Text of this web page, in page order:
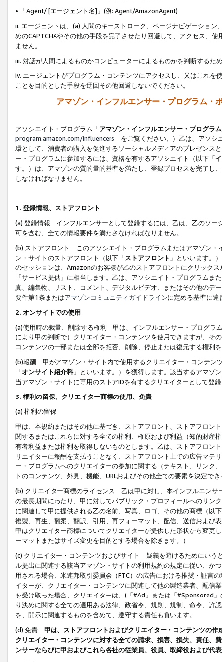
• 「Agent/ [エージェント名]」(例: Agent/AmazonAgent)
ii. エージェントは、(a) 人間のキーストローク、ページナビゲーショ
めのCAPTCHAやその他の手段を完了させたり回避して、アクセス、
ません。
iii. 対話が人間によるものかコンピューターによるものかを判断するた
iv. エージェントがプログラム・コンテンツにアクセスし、又はこれ
ことを目的とした手段を迂回その他回避しないでください。
アマゾン・インフルエンサー・プログラム・
アソシエイト・プログラム「アマゾン・インフルエンサー・プログラム
program.amazon.com/influencers をご覧ください。）乙は、アソシ
環として、消費者の購入を促進するソーシャルメディアのプレゼンス
ー・プログラムに参加するには、資格を有するアソシエイト（以下「
す。）は、アマゾンの質的量的基準を満たし、登録プロセスを完了し、
しなければなりません。
1. 登録情報、ストアフロント
(a) 登録情報 インフルエンサーとして登録するには、乙は、乙のソー
可を含む、全ての情報要件を満たさなければなりません。
(b) ストアフロント このアソシエイト・プログラムまたはアマゾン・
ン・サイトのストアフロント（以下「ストアフロント 」といいます。
のセッションは、Amazonのお客様が乙のストアフロントにクリック
「サービス提供」に相当します。乙は、アソシエイト・プログラム
真、編集物、リスト、コメント、デジタルビデオ、またはその他のデ
要件第1条またはアマゾンコミュニティガイドラインに定める基準に違
2. オンサイトでの使用
(a)使用時の裁量、削除する権利 甲は、インフルエンサー・プログラ
により甲の判断で）クリエイター・コンテンツを使用できますが、そ
コンテンツの一部または全部を拒否、削除、停止または復元する権利
(b)報酬 甲がアマゾン・サイト内で使用するクリエイター・コンテン
「オンサイト紹介料」といいます。）を獲得します。該当するアマゾ
当アマゾン・サイトに専用のストアIDを有するクリエイターとして登
3. 権利の留保、クリエイター商標の使用、免責
(a) 権利の留保
甲は、本規約またはその他に基づき、ストアフロント、ストアフロン
関するまたはこれらに対する全ての権利、権原および利益（知的財産
有者利益または権利を取得しないものとします。乙は、ストアフロン
リエイターに報酬を支払うことなく、ストアフロント上での広告マテ
ー・プログラムへのクリエイターの参加に関する（テキスト、リンク
トのコンテンツ、外見、機能、URLおよびその他全ての要素を決定で
(b) クリエイター商標のライセンス 乙は甲に対し、本インフルエンサ
の最長期間にわたり、甲に対してパブリック・プロフィールへのリン
に関連して甲に提供される乙の名前、写真、ロゴ、その他の商標（以
複製、再生、翻案、翻訳、引用、再フォーマット、配信、送信および
甲はクリエイター商標についてクリエイターが提供した形状から変更
ーマットまたはサイズ変更を目的とする場合を除きます。）
(c) クリエイター・コンテンツおよびサイト 疑義を避けるためにいう
ル提出に関連する該当アマゾン・サイトの利用規約の規定に従い、か
用される場合、米連邦取引委員会（FTC）の広告における推奨・証言
イターが、クリエイター・コンテンツに関連して他の製造業者、配信
を受け取った場合、クリエイターは、(「#Ad」または「#Sponsored
り決めに関する全ての適用ある法律、政省令、規則、規制、命令、許
を、開示に関連するものを含めて、遵守する責任も負います。
(d) 免責 甲は、ストアフロントおよびクリエイター・コンテンツの
クリエイター・コンテンツに対する全ての請求、損害、損失、責任、
ンサーならびに甲およびこれら各社の従業員、役員、取締役および代